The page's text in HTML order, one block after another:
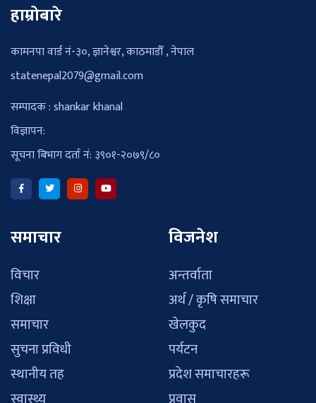
हाम्रोबारे
कामनपा वार्ड नं-३०, ज्ञानेश्वर, काठमाडौँ , नेपाल
statenepal2079@gmail.com
सम्पादक : shankar khanal
विज्ञापन:
सूचना बिभाग दर्ता नं: ३९०१-२०७९/८०
समाचार
विचार
शिक्षा
समाचार
सुचना प्रविधी
स्थानीय तह
विजनेश
अन्तर्वाता
अर्थ / कृषि समाचार
खेलकुद
पर्यटन
प्रदेश समाचारहरू